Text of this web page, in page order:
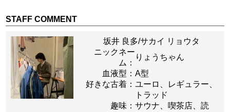
STAFF COMMENT
坂井 良多/サカイ リョウタ
ニックネー
ム：
りょうちゃん
血液型：A型
好きな古着：ユーロ、レギュラー、
トラッド
趣味：サウナ、喫茶店、読